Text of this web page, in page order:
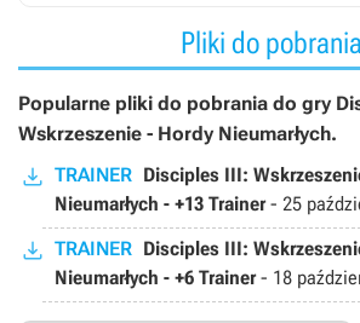
Pliki do pobrania
Popularne pliki do pobrania do gry
Wskrzeszenie - Hordy Nieumarłych.
TRAINER Disciples III:
Nieumarłych - +13 Trainer- 25
TRAINER Disciples III:
Nieumarłych - +6 Trainer- 18